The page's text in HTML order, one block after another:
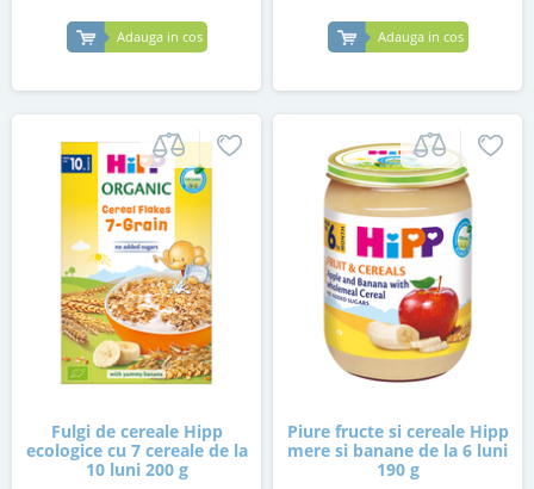
Adauga in cos Adauga in cos
Fulgi de cereale Hipp
ecologice cu 7 cereale de la
10 luni 200 g
Piure fructe si cereale Hipp
mere si banane de la 6 luni
190 g